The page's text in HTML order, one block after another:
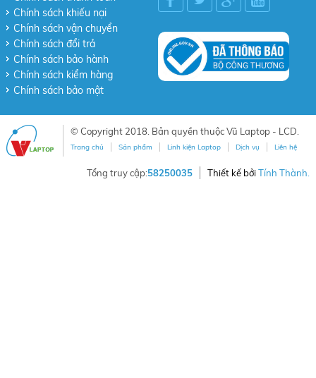
Chính sách khiếu nại
Chính sách vận chuyển
Chính sách đổi trả
Chính sách bảo hành
Chính sách kiểm hàng
Chính sách bảo mật
© Copyright 2018. Bản quyền thuộc Vũ Laptop - LCD.
Trang chủ Sản phẩm Linh kiện Laptop Dịch vụ Liên hệ
Thiết kế bởiTính Thành.
Tổng truy cập:58250035